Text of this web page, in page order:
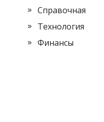
Справочная
Технология
Финансы